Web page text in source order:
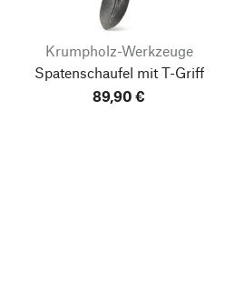
Krumpholz-Werkzeuge
Spatenschaufel mit T-Griff
89,90 €